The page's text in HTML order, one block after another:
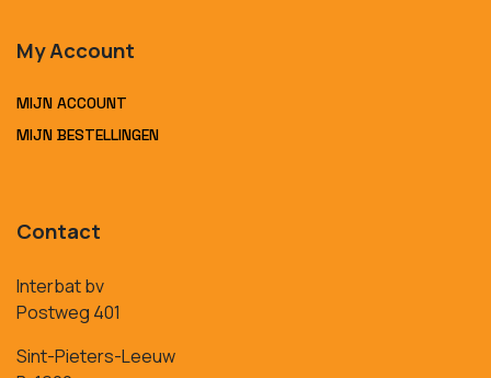
My Account
MIJN ACCOUNT
MIJN BESTELLINGEN
Contact
Interbat bv
Postweg 401
Sint-Pieters-Leeuw